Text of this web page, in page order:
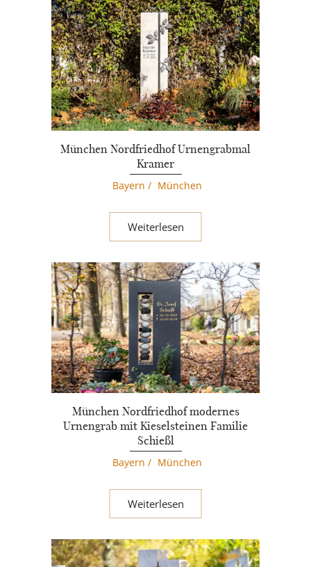
München Nordfriedhof Urnengrabmal
Kramer
Bayern / München
Weiterlesen
München Nordfriedhof modernes
Urnengrab mit Kieselsteinen Familie
Schießl
Bayern / München
Weiterlesen